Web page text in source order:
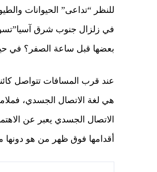
للنظر “تداعى” الحيوانات
بعضها قبل ساعة الصفر؟ في
عند قرب المسافات تتواصل
هي لغة الاتصال الجسدي،
الاتصال الجسدي يعبر عن
أقدامها فوق ظهر من هو دونها